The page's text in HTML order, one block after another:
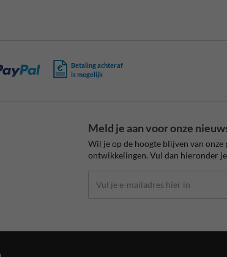
Betaling achteraf
is mogelijk
Meld je aan voor onze
Wil je op de hoogte blijven van onze
ontwikkelingen. Vul dan hieronder